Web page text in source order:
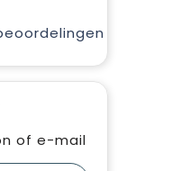
of e-mail